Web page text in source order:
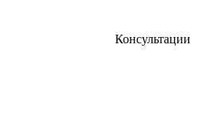
Консультации